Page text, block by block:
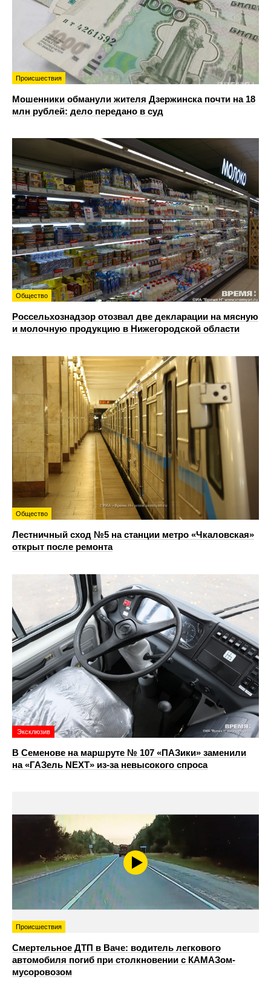
Происшествия
Мошенники обманули жителя Дзержинска почти на 18
млн рублей: дело передано в суд
Общество
Россельхознадзор отозвал две декларации на мясную
и молочную продукцию в Нижегородской области
Общество
Лестничный сход №5 на станции метро «Чкаловская»
открыт после ремонта
Эксклюзив
В Семенове на маршруте № 107 «ПАЗики» заменили
на «ГАЗель NEXT» из‑за невысокого спроса
Происшествия
Смертельное ДТП в Ваче: водитель легкового
автомобиля погиб при столкновении с КАМАЗом-
мусоровозом